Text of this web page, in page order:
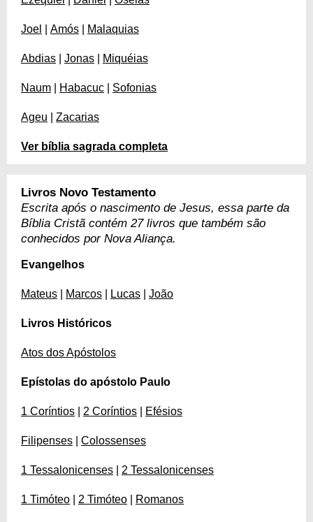
Joel Amós Malaquias
Abdias Jonas Miquéias
Naum Habacuc Sofonias
Ageu Zacarias
Ver bíblia sagrada completa
Livros Novo Testamento
Escrita após o nascimento de Jesus, essa parte da
Bíblia Cristã contém 27 livros que também são
conhecidos por Nova Aliança.
Evangelhos
Mateus Marcos Lucas João
Livros Históricos
Atos dos Apóstolos
Epístolas do apóstolo Paulo
1 Coríntios 2 Coríntios Efésios
Filipenses Colossenses
1 Tessalonicenses 2 Tessalonicenses
1 Timóteo 2 Timóteo Romanos